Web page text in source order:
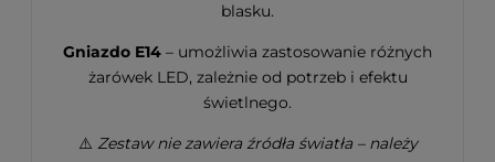
blasku.
Gniazdo E14 – umożliwia zastosowanie różnych
żarówek LED, zależnie od potrzeb i efektu
świetlnego.
⚠️ Zestaw nie zawiera źródła światła – należy